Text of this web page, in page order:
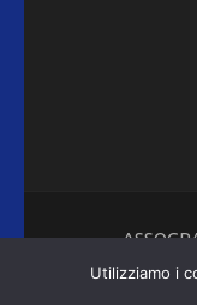
Utilizziamo i